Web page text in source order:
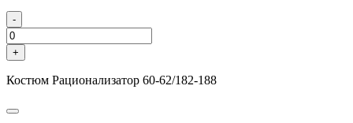
-
+
Костюм Рационализатор 60-62/182-188